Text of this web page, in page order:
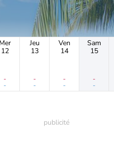
Mer
12
-
-
Jeu
13
-
-
Ven
14
-
-
Sam
15
-
-